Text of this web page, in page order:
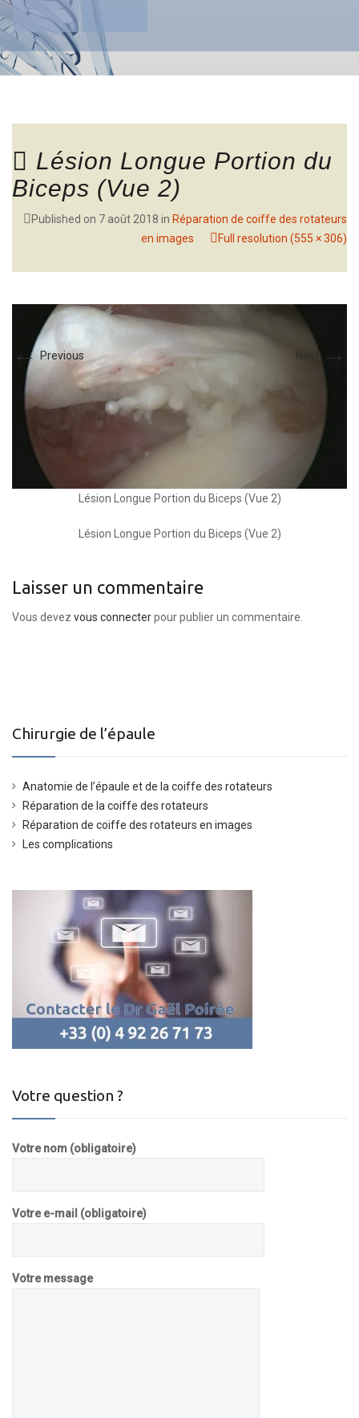
Lésion Longue Portion du
Biceps (Vue 2)
Published on 7 août 2018 in Réparation de coiffe des rotateurs
en images
Full resolution (555 × 306)
← Previous Next→
Lésion Longue Portion du Biceps (Vue 2)
Lésion Longue Portion du Biceps (Vue 2)
Laisser un commentaire
Vous devez vous connecterpour publier un commentaire.
Chirurgie de l’épaule
Anatomie de l’épaule et de la coiffe des rotateurs
Réparation de la coiffe des rotateurs
Réparation de coiffe des rotateurs en images
Les complications
Votre question ?
Votre nom (obligatoire)
Votre e-mail (obligatoire)
Votre message